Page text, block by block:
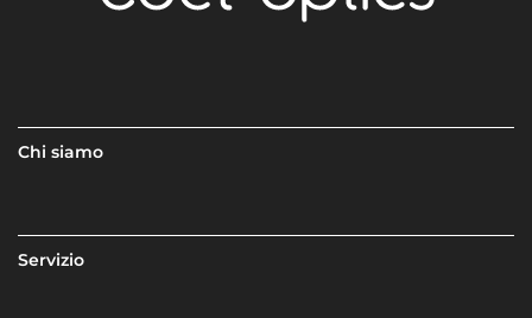
Chi siamo
Servizio